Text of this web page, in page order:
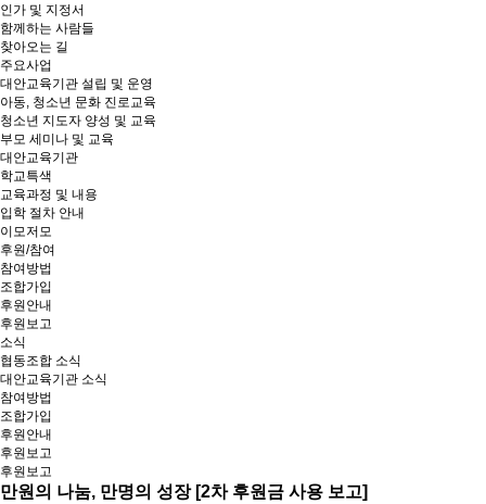
인가 및 지정서
함께하는 사람들
찾아오는 길
주요사업
대안교육기관 설립 및 운영
아동, 청소년 문화 진로교육
청소년 지도자 양성 및 교육
부모 세미나 및 교육
대안교육기관
학교특색
교육과정 및 내용
입학 절차 안내
이모저모
후원/참여
참여방법
조합가입
후원안내
후원보고
소식
협동조합 소식
대안교육기관 소식
참여방법
조합가입
후원안내
후원보고
후원보고
만원의 나눔, 만명의 성장 [2차 후원금 사용 보고]